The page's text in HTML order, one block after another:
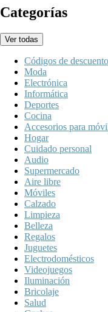
Categorías
Ver todas
Códigos de descuento
Moda
Electrónica
Informática
Deportes
Cocina
Accesorios para
Hogar
Cuidado personal
Audio
Supermercado
Aire libre
Móviles
Calzado
Limpieza
Belleza
Regalos
Juguetes
Electrodomésticos
Videojuegos
Iluminación
Bricolaje
Salud